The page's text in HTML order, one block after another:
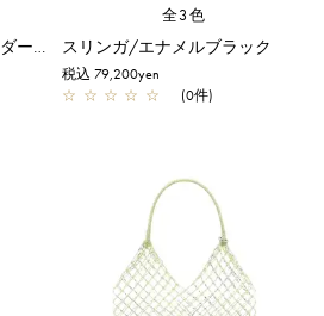
999 コレクション/スタンダード ラウンド/ピュアシルバー
全3色
スリンガ/エナメルブラック
税込 79,200yen
☆ ☆ ☆ ☆ ☆ (0件)